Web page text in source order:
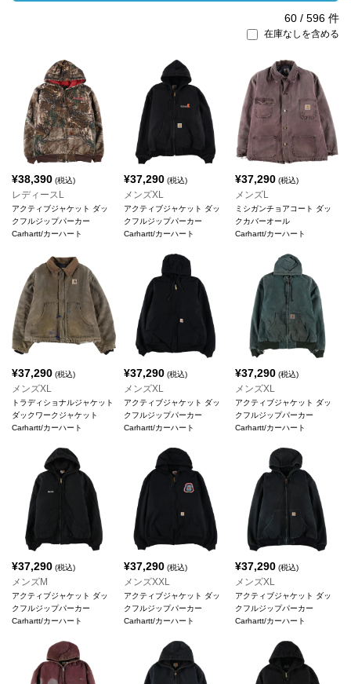
60 / 596 件
在庫なしを含める
¥38,390 (税込)
レディースL
アクティブジャケット ダッ
クフルジップパーカー
Carhartt/カーハート
¥37,290(税込)
メンズXL
アクティブジャケット ダッ
クフルジップパーカー
Carhartt/カーハート
¥37,290 (税込)
メンズL
ミシガンチョアコート ダッ
クカバーオール
Carhartt/カーハート
¥37,290 (税込)
メンズXL
トラディショナルジャケット
ダックワークジャケット
Carhartt/カーハート
¥37,290(税込)
メンズXL
アクティブジャケット ダッ
クフルジップパーカー
Carhartt/カーハート
¥37,290 (税込)
メンズXL
アクティブジャケット ダッ
クフルジップパーカー
Carhartt/カーハート
¥37,290 (税込)
メンズM
アクティブジャケット ダッ
クフルジップパーカー
Carhartt/カーハート
¥37,290(税込)
メンズXXL
アクティブジャケット ダッ
クフルジップパーカー
Carhartt/カーハート
¥37,290 (税込)
メンズXL
アクティブジャケット ダッ
クフルジップパーカー
Carhartt/カーハート